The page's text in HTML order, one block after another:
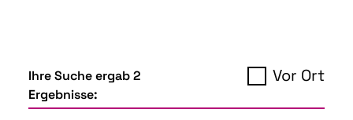
Ihre Suche ergab 2
Ergebnisse:
Vor Ort